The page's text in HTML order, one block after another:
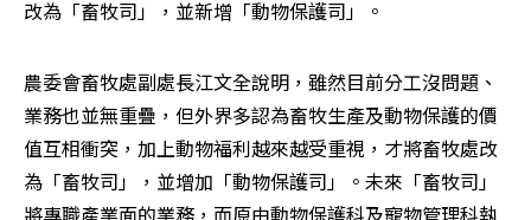
改為「畜牧司」，並新增「動物保護司」。
農委會畜牧處副處長江文全說明，雖然目前分工沒問題、
業務也並無重疊，但外界多認為畜牧生產及動物保護的價
值互相衝突，加上動物福利越來越受重視，才將畜牧處改
為「畜牧司」，並增加「動物保護司」。未來「畜牧司」